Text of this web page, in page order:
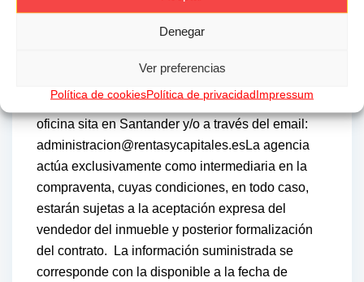
Denegar
Ver preferencias
Política de cookiesPolítica de privacidadImpressum
ley corresponder al comprador.El consumidor,
conforme a la normativa vigente, podrá solicitar
información y documentación adicional relativa al
de la operación y del servicio de mediación en la
oficina sita en Santander y/o a través del email:
administracion@rentasycapitales.esLa agencia
actúa exclusivamente como intermediaria en la
compraventa, cuyas condiciones, en todo caso,
estarán sujetas a la aceptación expresa del
vendedor del inmueble y posterior formalización
del contrato. La información suministrada se
corresponde con la disponible a la fecha de